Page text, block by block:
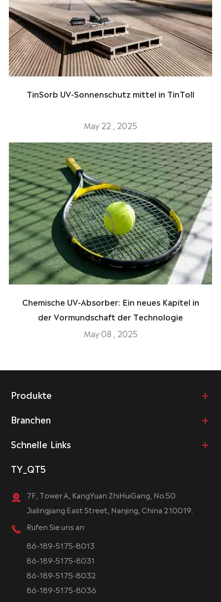
TinSorb UV-Sonnenschutz mittel in TinToll
May 22 , 2025
Chemische UV-Absorber: Ein neues Kapitel in
der Vormundschaft der Technologie
May 08 , 2025
Produkte
Branchen
Schnelle Links
TY_QT5
7F, Tower A, KangYuan ZhiHuiGang, No.50
Jialingjiang East Street, Nanjing, China 210019.
Rufen Sie uns an
86-189-5175-8013
86-189-5175-8031
86-189-5175-8032
86-189-5175-8036